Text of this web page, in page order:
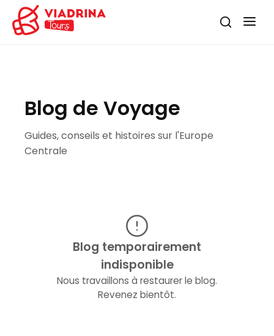
Blog de Voyage
Guides, conseils et histoires sur l'Europe
Centrale
Blog temporairement
indisponible
Nous travaillons à restaurer le blog.
Revenez bientôt.